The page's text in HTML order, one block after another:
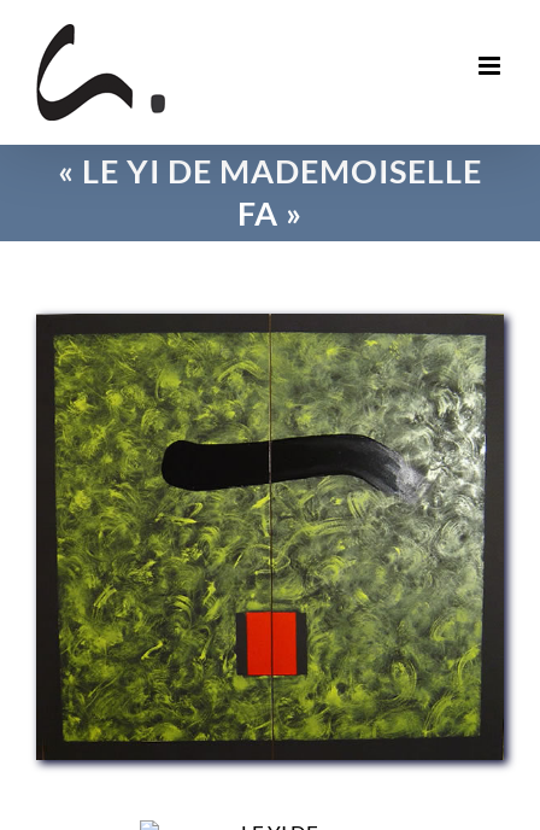
content
« LE YI DE MADEMOISELLE
FA »